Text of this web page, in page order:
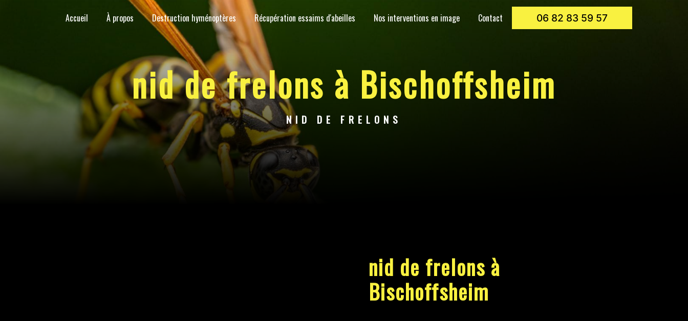
Accueil À propos Destruction hyménoptères Récupération essaims d'abeilles Nos interventions en image Contact 06 82 83 59 57
nid de frelons à Bischoffsheim
NID DE FRELONS
nid de frelons à
Bischoffsheim